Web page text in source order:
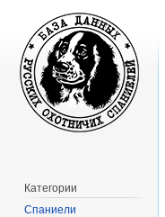
Категории
Спаниели